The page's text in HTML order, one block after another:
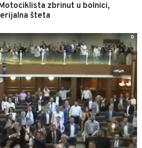
zbrinut u bolnici,
šteta
0